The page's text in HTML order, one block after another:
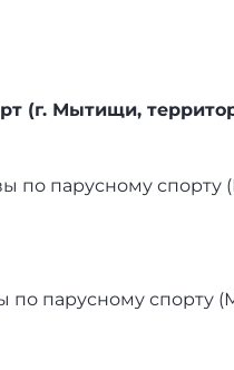
(г. Мытищи,
по парусному
по парусному спорту